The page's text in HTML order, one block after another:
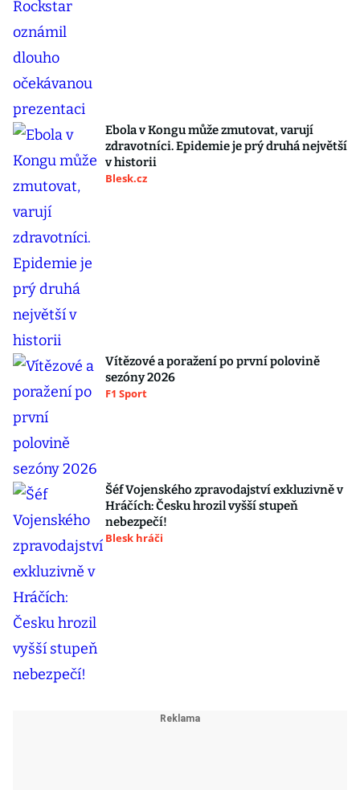
Ebola v Kongu může zmutovat, varují
zdravotníci. Epidemie je prý druhá největší
v historii
Blesk.cz
Vítězové a poražení po první polovině
sezóny 2026
F1 Sport
Šéf Vojenského zpravodajství exkluzivně v
Hráčích: Česku hrozil vyšší stupeň
nebezpečí!
Blesk hráči